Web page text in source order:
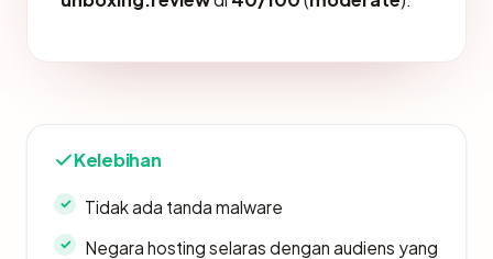
Kelebihan
Tidak ada tanda malware
Negara hosting selaras dengan audiens yang